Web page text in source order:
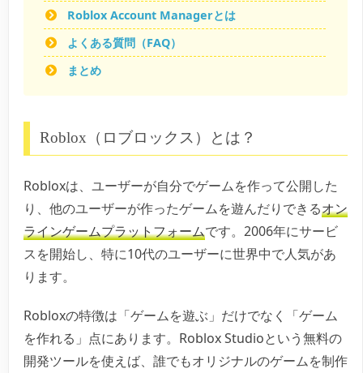
Roblox Account Managerとは
よくある質問（FAQ）
まとめ
Roblox（ロブロックス）とは？
Robloxは、ユーザーが自分でゲームを作って公開した
り、他のユーザーが作ったゲームを遊んだりできるオン
ラインゲームプラットフォームです。2006年にサービ
スを開始し、特に10代のユーザーに世界中で人気があ
ります。
Robloxの特徴は「ゲームを遊ぶ」だけでなく「ゲーム
を作れる」点にあります。Roblox Studioという無料の
開発ツールを使えば、誰でもオリジナルのゲームを制作